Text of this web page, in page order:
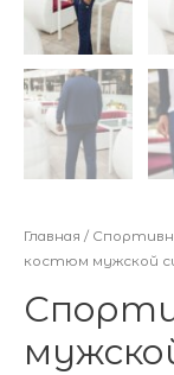
Главная /
костюм мужской